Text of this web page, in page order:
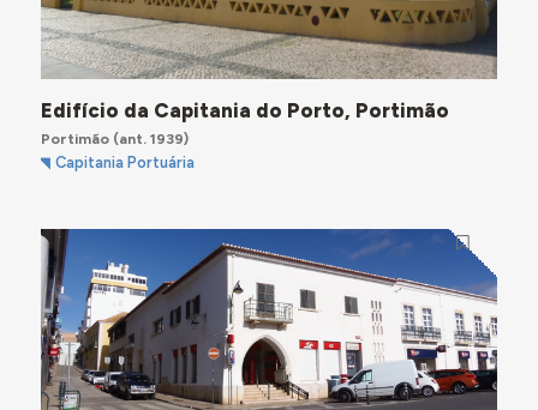
Edifício da Capitania do Porto, Portimão
Portimão(ant. 1939)
Capitania Portuária